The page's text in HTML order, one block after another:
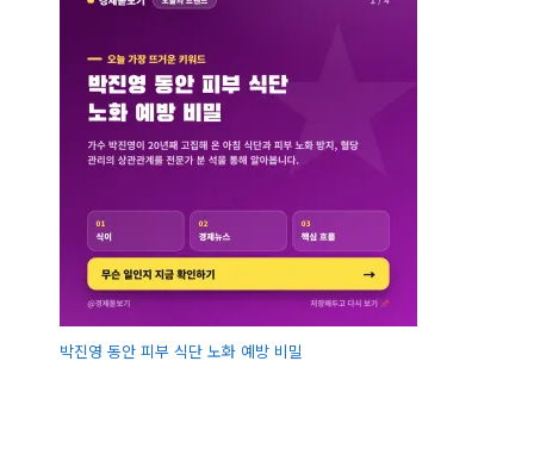
박진영 동안 피부 식단 노화 예방 비밀